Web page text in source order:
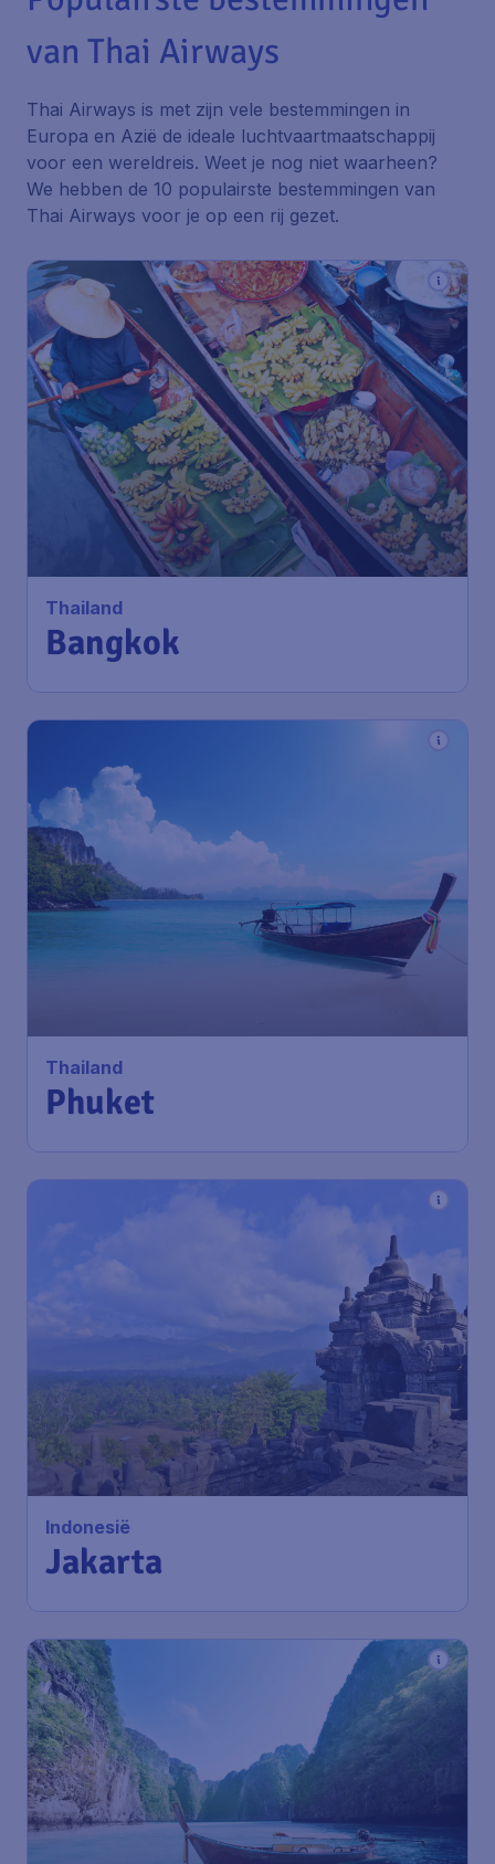
van Thai Airways
Thai Airways is met zijn vele bestemmingen in
Europa en Azië de ideale luchtvaartmaatschappij
voor een wereldreis. Weet je nog niet waarheen?
We hebben de 10 populairste bestemmingen van
Thai Airways voor je op een rij gezet.
Thailand
Bangkok
Thailand
Phuket
Indonesië
Jakarta
*